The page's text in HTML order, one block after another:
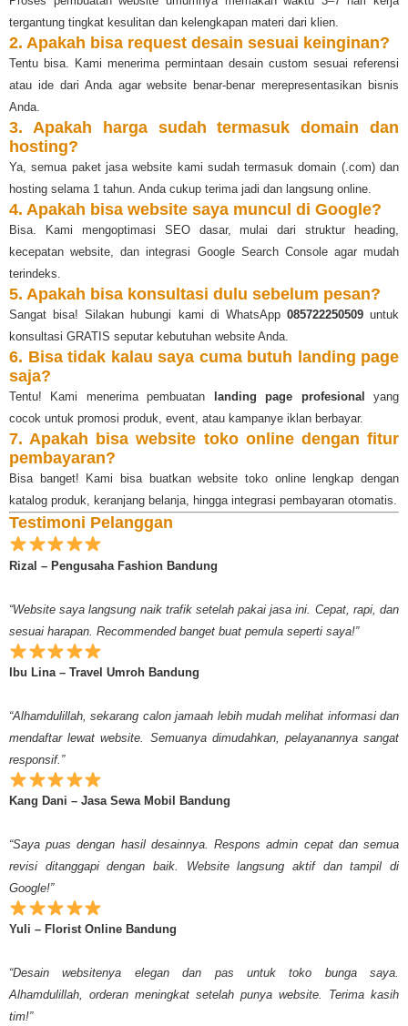
tergantung tingkat kesulitan dan kelengkapan materi dari klien.
2. Apakah bisa request desain sesuai keinginan?
Tentu bisa. Kami menerima permintaan desain custom sesuai referensi
atau ide dari Anda agar website benar-benar merepresentasikan bisnis
Anda.
3. Apakah harga sudah termasuk domain dan
hosting?
Ya, semua paket jasa website kami sudah termasuk domain (.com) dan
hosting selama 1 tahun. Anda cukup terima jadi dan langsung online.
4. Apakah bisa website saya muncul di Google?
Bisa. Kami mengoptimasi SEO dasar, mulai dari struktur heading,
kecepatan website, dan integrasi Google Search Console agar mudah
terindeks.
5. Apakah bisa konsultasi dulu sebelum pesan?
Sangat bisa! Silakan hubungi kami di WhatsApp 085722250509untuk
konsultasi GRATIS seputar kebutuhan website Anda.
6. Bisa tidak kalau saya cuma butuh landing page
saja?
Tentu! Kami menerima pembuatan landing page profesional
yang
cocok untuk promosi produk, event, atau kampanye iklan berbayar.
7. Apakah bisa website toko online dengan fitur
pembayaran?
Bisa banget! Kami bisa buatkan website toko online lengkap dengan
katalog produk, keranjang belanja, hingga integrasi pembayaran otomatis.
Testimoni Pelanggan
Rizal – Pengusaha Fashion Bandung
“Website saya langsung naik trafik setelah pakai jasa ini. Cepat, rapi, dan
sesuai harapan. Recommended banget buat pemula seperti saya!”
Ibu Lina – Travel Umroh Bandung
“Alhamdulillah, sekarang calon jamaah lebih mudah melihat informasi dan
mendaftar lewat website. Semuanya dimudahkan, pelayanannya sangat
responsif.”
Kang Dani – Jasa Sewa Mobil Bandung
“Saya puas dengan hasil desainnya. Respons admin cepat dan semua
revisi ditanggapi dengan baik. Website langsung aktif dan tampil di
Google!”
Yuli – Florist Online Bandung
“Desain websitenya elegan dan pas untuk toko bunga saya.
Alhamdulillah, orderan meningkat setelah punya website. Terima kasih
tim!”